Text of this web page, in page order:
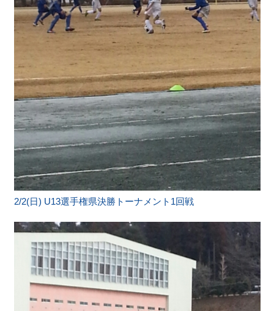
2/2(日) U13選手権県決勝トーナメント1回戦